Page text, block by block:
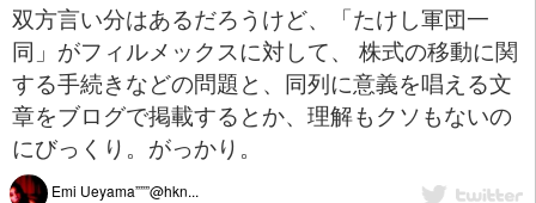
双方言い分はあるだろうけど、「たけし軍団一
同」がフィルメックスに対して、 株式の移動に関
する手続きなどの問題と、同列に意義を唱える文
章をブログで掲載するとか、理解もクソもないの
にびっくり。がっかり。
Emi Ueyama”””@hkn...